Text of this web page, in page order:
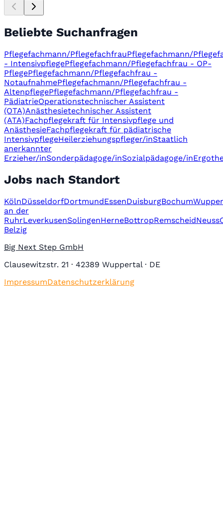
Beliebte Suchanfragen
Pflegefachmann/PflegefachfrauPflegefachmann/
- IntensivpflegePflegefachmann/Pflegefachfrau - OP-
PflegePflegefachmann/Pflegefachfrau -
NotaufnahmePflegefachmann/Pflegefachfrau -
AltenpflegePflegefachmann/Pflegefachfrau -
PädiatrieOperationstechnischer Assistent
(OTA)Anästhesietechnischer Assistent
(ATA)Fachpflegekraft für Intensivpflege und
AnästhesieFachpflegekraft für pädiatrische
IntensivpflegeHeilerziehungspfleger/inStaatlich
anerkannter
Erzieher/inSonderpädagoge/inSozialpädagoge/in
Jobs nach Standort
KölnDüsseldorfDortmundEssenDuisburgBochum
an der
RuhrLeverkusenSolingenHerneBottropRemscheidNeuss
Belzig
Big Next Step GmbH
Clausewitzstr. 21 · 42389 Wuppertal · DE
ImpressumDatenschutzerklärung